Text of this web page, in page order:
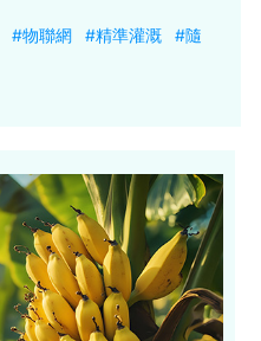
#物聯網 #精準灌溉
#隨